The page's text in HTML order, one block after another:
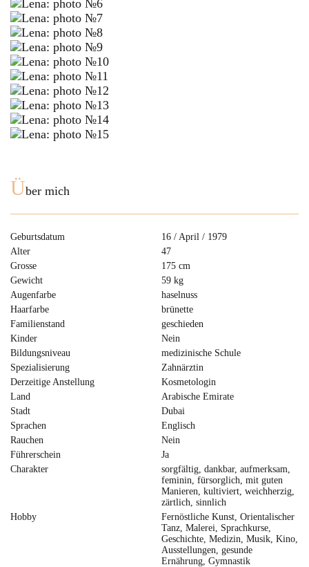
Über mich
Geburtsdatum
16 / April / 1979
Alter
47
Grosse
175 cm
Gewicht
59 kg
Augenfarbe
haselnuss
Haarfarbe
brünette
Familienstand
geschieden
Kinder
Nein
Bildungsniveau
medizinische Schule
Spezialisierung
Zahnärztin
Derzeitige Anstellung
Kosmetologin
Land
Arabische Emirate
Stadt
Dubai
Sprachen
Englisch
Rauchen
Nein
Führerschein
Ja
Charakter
sorgfältig, dankbar, aufmerksam,
feminin, fürsorglich, mit guten
Manieren, kultiviert, weichherzig,
zärtlich, sinnlich
Hobby
Fernöstliche Kunst, Orientalischer
Tanz, Malerei, Sprachkurse,
Geschichte, Medizin, Musik, Kino,
Ausstellungen, gesunde
Ernährung, Gymnastik